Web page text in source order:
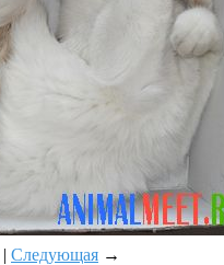
| Следующая →